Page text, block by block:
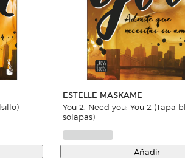
ESTELLE MASKAME
You 2. Need you: You 2 (Tapa blanda con
solapas)
Añadir